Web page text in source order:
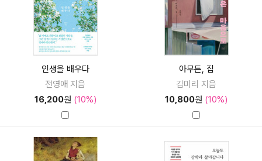
인생을 배우다
전영애 지음
16,200원 (10%)
아무튼, 집
김미리 지음
10,800원 (10%)